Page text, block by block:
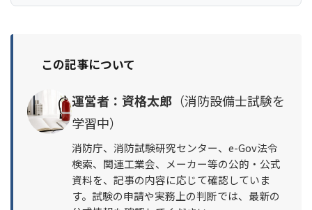
この記事について
運営者：資格太郎 （消防設備士試験を
学習中）
消防庁、消防試験研究センター、e-Gov法令
検索、関連工業会、メーカー等の公的・公式
資料を、記事の内容に応じて確認していま
す。試験の申請や実務上の判断では、最新の